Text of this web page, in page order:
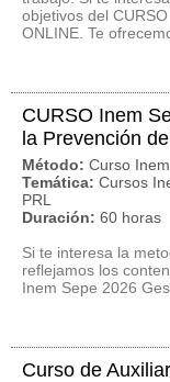
objetivos del
ONLINE. Te
CURSO Inem
la Prevención
Método: Curso
Temática: Cursos
PRL
Duración: 60 horas
Si te interesa la
reflejamos los
Inem Sepe 2026
Curso de